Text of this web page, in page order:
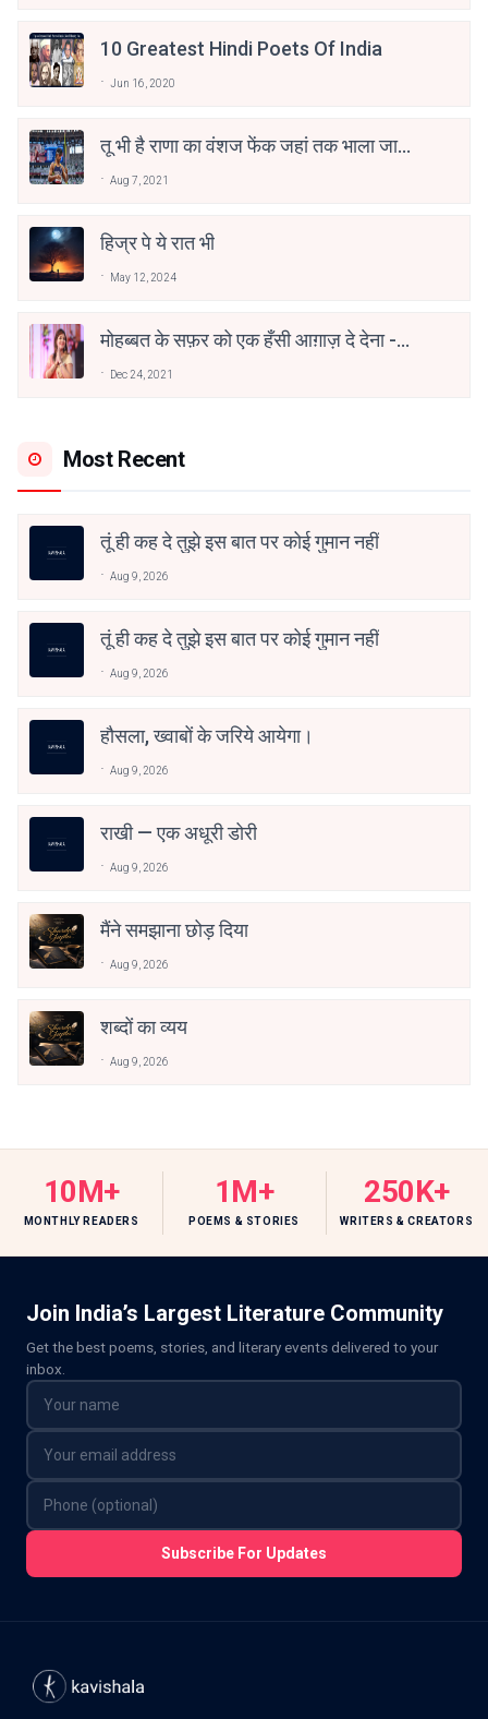
10 Greatest Hindi Poets Of India
Jun 16, 2020
तू भी है राणा का वंशज फेंक जहां तक भाला जाए:
Aug 7, 2021
हिज्र पे ये रात भी
May 12, 2024
मोहब्बत के सफ़र को एक हँसी आग़ाज़ दे देना -
Dec 24, 2021
Most Recent
तूं ही कह दे तुझे इस बात पर कोई गुमान नहीं
Aug 9, 2026
तूं ही कह दे तुझे इस बात पर कोई गुमान नहीं
Aug 9, 2026
हौसला, ख्वाबों के जरिये आयेगा।
Aug 9, 2026
राखी — एक अधूरी डोरी
Aug 9, 2026
मैंने समझाना छोड़ दिया
Aug 9, 2026
शब्दों का व्यय
Aug 9, 2026
10M+
MONTHLY READERS
1M+
POEMS & STORIES
250K+
WRITERS & CREATORS
Join India’s Largest Literature Community
Get the best poems, stories, and literary events delivered to your
inbox.
Subscribe For Updates